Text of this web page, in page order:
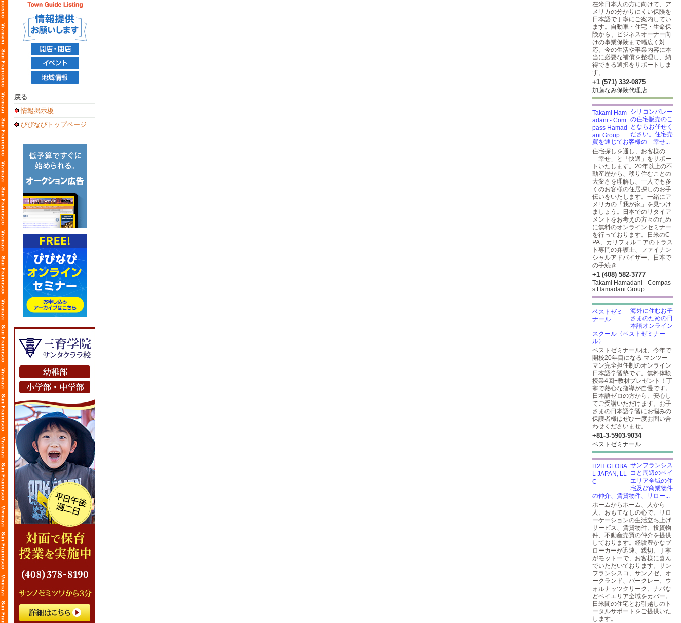
戻る
情報掲示板
びびなびトップページ
在米日本人の方に向けて、ア
メリカの分かりにくい保険を
日本語で丁寧にご案内してい
ます。自動車・住宅・生命保
険から、ビジネスオーナー向
けの事業保険まで幅広く対
応。今の生活や事業内容に本
当に必要な補償を整理し、納
得できる選択をサポートしま
す。
+1 (571) 332-0875
加藤なみ保険代理店
シリコンバレー
の住宅販売のこ
とならお任せく
ださい。住宅売
買を通じてお客様の「幸せ...
住宅探しを通し、お客様の
「幸せ」と「快適」をサポー
トいたします。20年以上の不
動産歴から、移り住むことの
大変さを理解し、一人でも多
くのお客様の住居探しのお手
伝いをいたします。一緒にア
メリカの「我が家」を見つけ
ましょう。日本でのリタイア
メントをお考えの方々のため
に無料のオンラインセミナー
を行っております。日米のC
PA、カリフォルニアのトラス
ト専門の弁護士、ファイナン
シャルアドバイザー、日本で
の手続き...
+1 (408) 582-3777
Takami Hamadani - Compas
s Hamadani Group
海外に住むお子
さまのための日
本語オンライン
スクール〈ベストゼミナー
ル〉
ベストゼミナールは、今年で
開校20年目になる マンツー
マン完全担任制のオンライン
日本語学習塾です。無料体験
授業4回+教材プレゼント！丁
寧で熱心な指導が自慢です。
日本語ゼロの方から、安心し
てご受講いただけます。お子
さまの日本語学習にお悩みの
保護者様はぜひ一度お問い合
わせくださいませ。
+81-3-5903​-9034
ベストゼミナール
サンフランシス
コと周辺のベイ
エリア全域の住
宅及び商業物件
の仲介、賃貸物件、リロー...
ホームからホーム、人から
人、おもてなしの心で、リロ
ーケーションの生活立ち上げ
サービス、賃貸物件、投資物
件、不動産売買の仲介を提供
しております。経験豊かなブ
ローカーが迅速、親切、丁寧
がモットーで、お客様に喜ん
でいただいております。サン
フランシスコ、サンノゼ、オ
ークランド、バークレー、ウ
ォルナッツクリーク、ナパな
どベイエリア全域をカバー。
日米間の住宅とお引越しのト
ータルサポートをご提供いた
します。